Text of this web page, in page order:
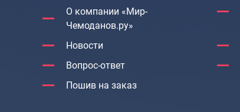
О компании «Мир-
Чемоданов.ру»
Новости
Вопрос-ответ
Пошив на заказ